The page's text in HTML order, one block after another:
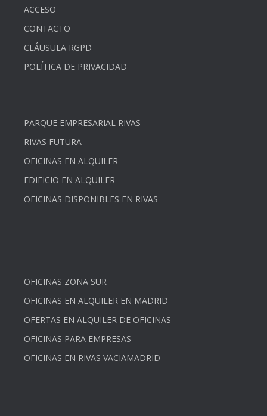
ACCESO
CONTACTO
CLÁUSULA RGPD
POLÍTICA DE PRIVACIDAD
PARQUE EMPRESARIAL RIVAS
RIVAS FUTURA
OFICINAS EN ALQUILER
EDIFICIO EN ALQUILER
OFICINAS DISPONIBLES EN RIVAS
OFICINAS ZONA SUR
OFICINAS EN ALQUILER EN MADRID
OFERTAS EN ALQUILER DE OFICINAS
OFICINAS PARA EMPRESAS
OFICINAS EN RIVAS VACIAMADRID